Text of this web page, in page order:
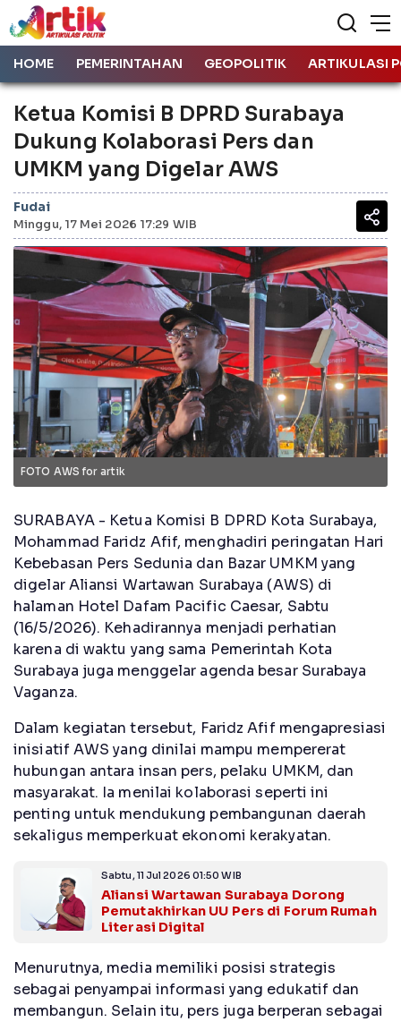
HOME PEMERINTAHAN GEOPOLITIK ARTIKULASI
Ketua Komisi B DPRD Surabaya
Dukung Kolaborasi Pers dan
UMKM yang Digelar AWS
Fudai
Minggu, 17 Mei 2026 17:29 WIB
FOTO AWS for artik
SURABAYA - Ketua Komisi B DPRD Kota Surabaya,
Mohammad Faridz Afif, menghadiri peringatan Hari
Kebebasan Pers Sedunia dan Bazar UMKM yang
digelar Aliansi Wartawan Surabaya (AWS) di
halaman Hotel Dafam Pacific Caesar, Sabtu
(16/5/2026). Kehadirannya menjadi perhatian
karena di waktu yang sama Pemerintah Kota
Surabaya juga menggelar agenda besar Surabaya
Vaganza.
Dalam kegiatan tersebut, Faridz Afif mengapresiasi
inisiatif AWS yang dinilai mampu mempererat
hubungan antara insan pers, pelaku UMKM, dan
masyarakat. Ia menilai kolaborasi seperti ini
penting untuk mendukung pembangunan daerah
sekaligus memperkuat ekonomi kerakyatan.
Sabtu, 11 Jul 2026 01:50 WIB
Aliansi Wartawan Surabaya Dorong
Pemutakhirkan UU Pers di Forum Rumah
Literasi Digital
Menurutnya, media memiliki posisi strategis
sebagai penyampai informasi yang edukatif dan
membangun. Selain itu, pers juga berperan sebagai